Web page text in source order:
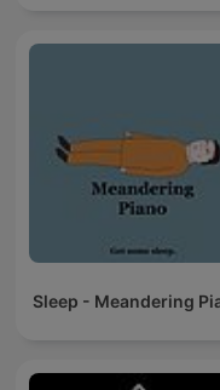
Sleep - Meandering